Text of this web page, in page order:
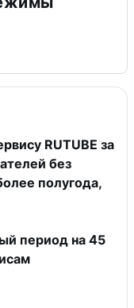
RUTUBE за
без
полугода,
период на 45